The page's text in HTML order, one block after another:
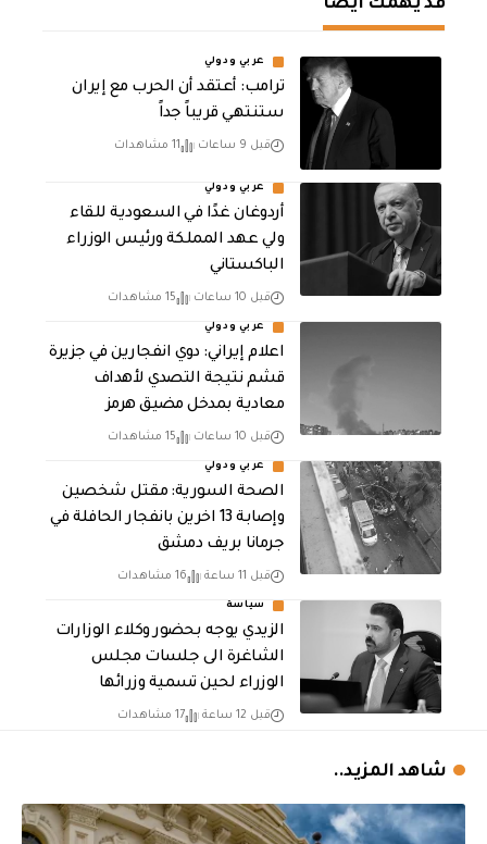
قد يهمك أيضا
عربي ودولي
‏ترامب: أعتقد أن الحرب مع إيران
ستنتهي قريباً جداً
قبل 9 ساعات 11 مشاهدات
عربي ودولي
أردوغان غدًا في السعودية للقاء
ولي عهد المملكة ورئيس الوزراء
الباكستاني
قبل 10 ساعات 15 مشاهدات
عربي ودولي
اعلام إيراني: دوي انفجارين في جزيرة
قشم نتيجة التصدي لأهداف
معادية بمدخل مضيق هرمز
قبل 10 ساعات 15 مشاهدات
عربي ودولي
الصحة السورية: مقتل شخصين
وإصابة 13 اخرين بانفجار الحافلة في
جرمانا بريف دمشق
قبل 11 ساعة 16 مشاهدات
سياسة
الزيدي يوجه بحضور وكلاء الوزارات
الشاغرة الى جلسات مجلس
الوزراء لحين تسمية وزرائها
قبل 12 ساعة 17 مشاهدات
شاهد المزيد..